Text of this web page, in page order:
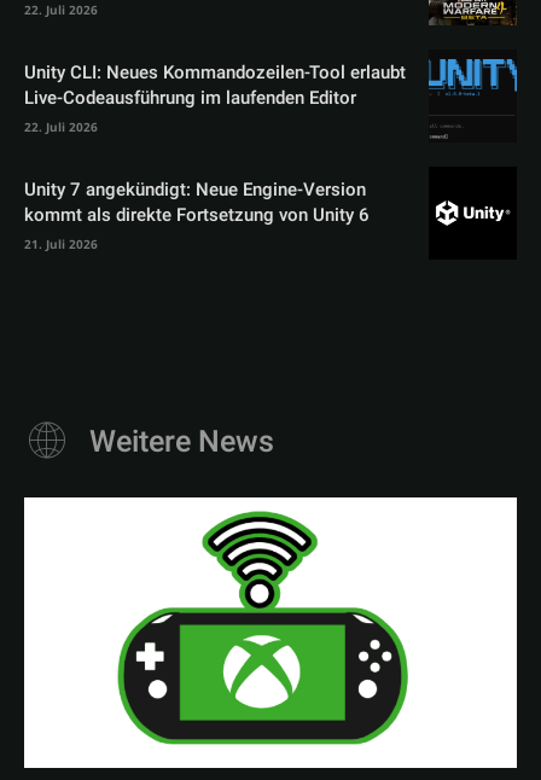
22. Juli 2026
Unity CLI: Neues Kommandozeilen-Tool erlaubt
Live-Codeausführung im laufenden Editor
22. Juli 2026
Unity 7 angekündigt: Neue Engine-Version
kommt als direkte Fortsetzung von Unity 6
21. Juli 2026
Weitere News